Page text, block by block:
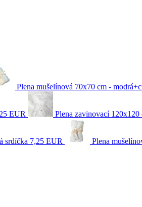
Plena mušelínová 70x70 cm -
EUR Plena zavinovací
srdíčka 7,25 EUR
Plena